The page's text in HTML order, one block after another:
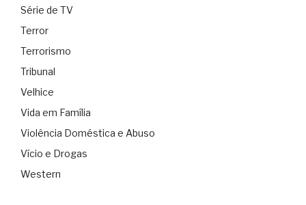
Série de TV
Terror
Terrorismo
Tribunal
Velhice
Vida em Família
Violência Doméstica e Abuso
Vício e Drogas
Western